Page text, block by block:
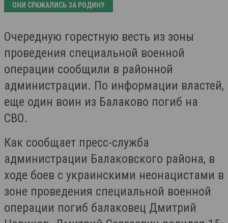
ОНИ СРАЖАЛИСЬ ЗА РОДИНУ
Очередную горестную весть из зоны
проведения специальной военной
операции сообщили в районной
администрации. По информации властей,
еще один воин из Балаково погиб на
СВО.
Как сообщает пресс-служба
администрации Балаковского района, в
ходе боев с украинскими неонацистами в
зоне проведения специальной военной
операции погиб балаковец Дмитрий